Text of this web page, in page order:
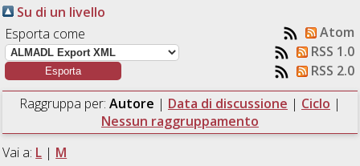
Su di un livello
Esporta come
Atom
RSS 1.0
RSS 2.0
Raggruppa per: Autore | Data di discussione | Ciclo |
Nessun raggruppamento
Vai a: L | M